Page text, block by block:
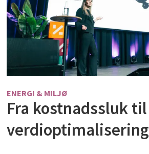
ENERGI & MILJØ
Fra kostnadssluk til
verdioptimalisering